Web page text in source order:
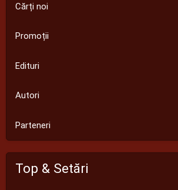
Cărți noi
Promoții
Edituri
Autori
Parteneri
Top & Setări